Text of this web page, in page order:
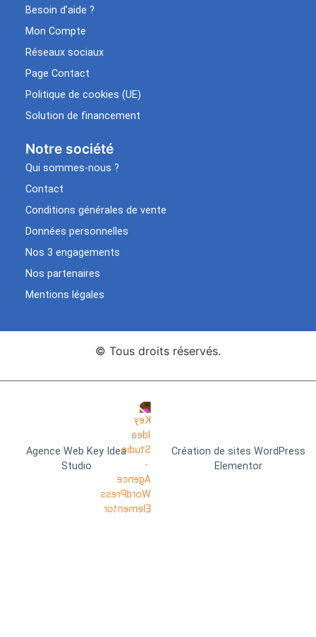
Besoin d’aide ?
Mon Compte
Réseaux sociaux
Page Contact
Politique de cookies (UE)
Solution de financement
Notre société
Qui sommes-nous ?
Contact
Conditions générales de vente
Données personnelles
Nos 3 engagements
Nos partenaires
Mentions légales
© Tous droits réservés.
Agence Web Key Idea
Studio
Création de sites WordPress
Elementor